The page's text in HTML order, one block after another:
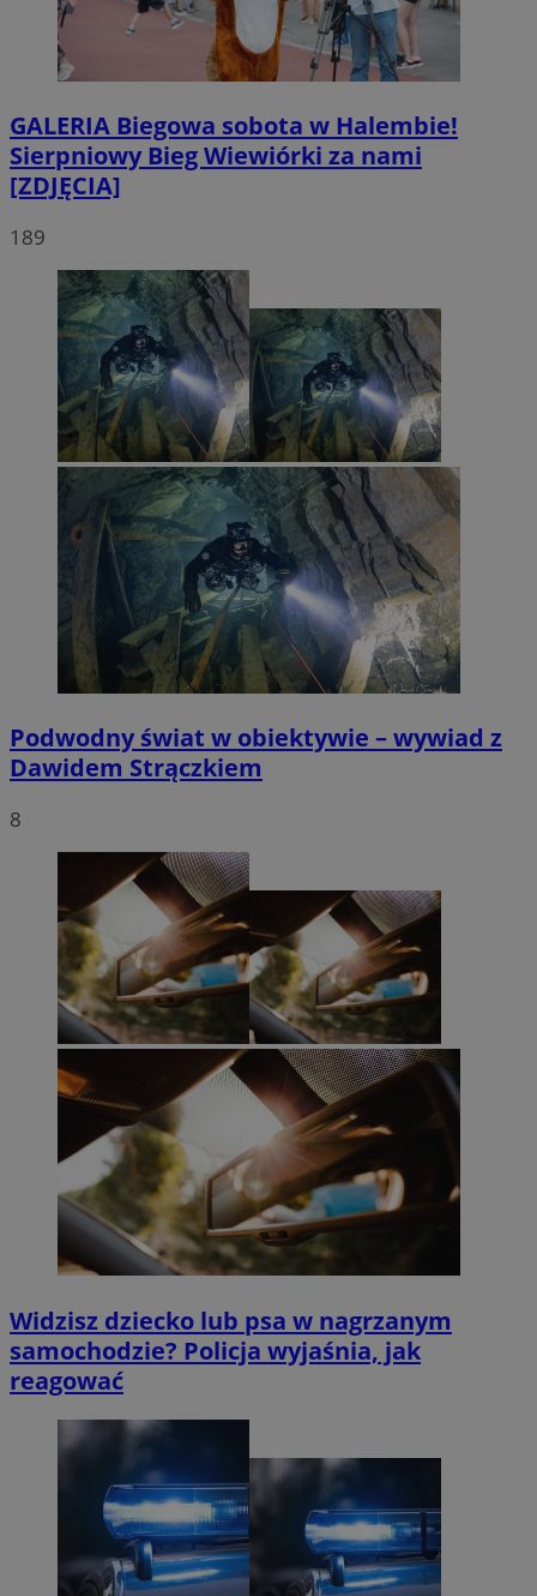
GALERIA Biegowa sobota w Halembie!
Sierpniowy Bieg Wiewiórki za nami
[ZDJĘCIA]
189
Podwodny świat w obiektywie – wywiad z
Dawidem Strączkiem
8
Widzisz dziecko lub psa w nagrzanym
samochodzie? Policja wyjaśnia, jak
reagować